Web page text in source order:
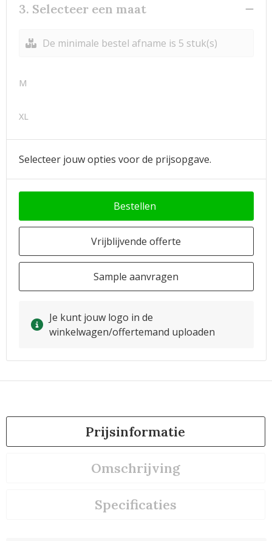
3. Selecteer een maat
De minimale bestel afname is 5 stuk(s)
M
XL
Selecteer jouw opties voor de prijsopgave.
Bestellen
Vrijblijvende offerte
Sample aanvragen
Je kunt jouw logo in de
winkelwagen/offertemand uploaden
Prijsinformatie
Omschrijving
Specificaties